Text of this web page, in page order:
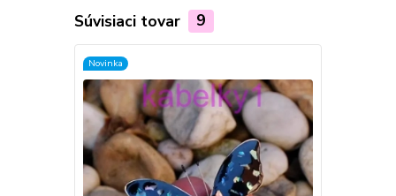
Súvisiaci tovar 9
Novinka